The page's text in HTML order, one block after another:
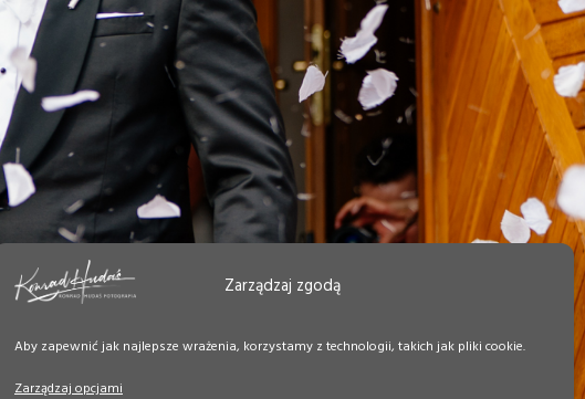
Zarządzaj zgodą
Aby zapewnić jak najlepsze wrażenia, korzystamy z technologii, takich jak pliki cookie.
Zarządzaj opcjami